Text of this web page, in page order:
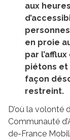
aux
en proie
par
piétons et
façon
restreint.
D’où la volonté
Communauté
de-France